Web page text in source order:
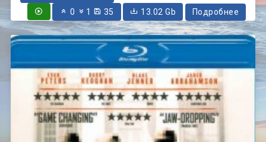
0
1 35 13.02 Gb Подробнее